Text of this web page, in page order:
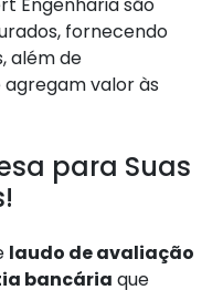
fornecendo
além de
valor às
para Suas
laudo de avaliação
bancária que